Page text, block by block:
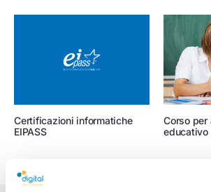
Certificazioni informatiche
EIPASS
Corso
educativo